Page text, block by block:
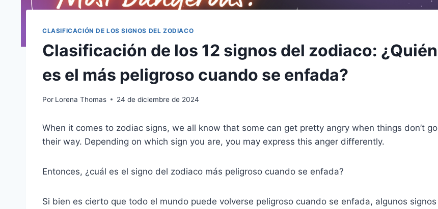
CLASIFICACIÓN DE LOS SIGNOS DEL ZODIACO
Clasificación de los 12 signos del zodiaco: ¿Quién
es el más peligroso cuando se enfada?
Por Lorena Thomas 24 de diciembre de 2024
When it comes to zodiac signs, we all know that some can get pretty angry when things don’t go
their way. Depending on which sign you are, you may express this anger differently.
Entonces, ¿cuál es el signo del zodiaco más peligroso cuando se enfada?
Si bien es cierto que todo el mundo puede volverse peligroso cuando se enfada, algunos signos